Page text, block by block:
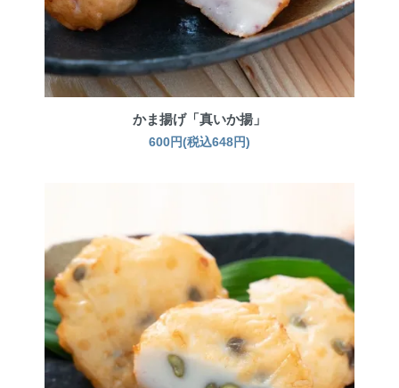
かま揚げ「真いか揚」
600円(税込648円)